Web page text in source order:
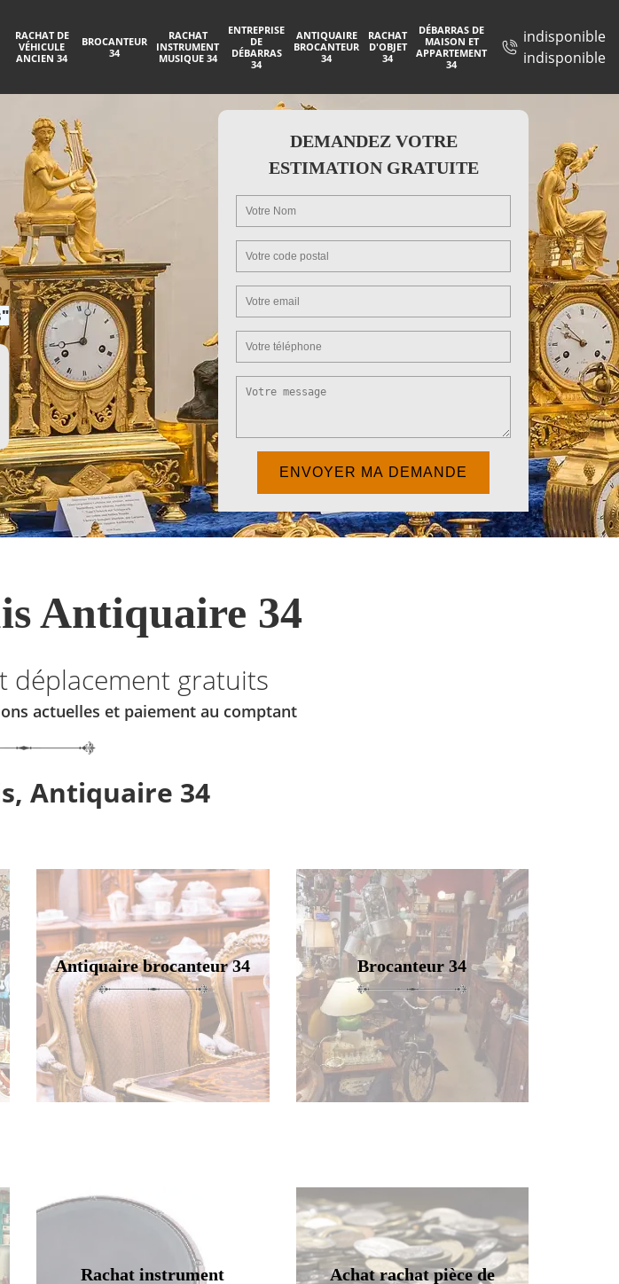
RACHAT DE
VÉHICULE
ANCIEN 34
BROCANTEUR
34
RACHAT
INSTRUMENT
MUSIQUE 34
ENTREPRISE
DE
DÉBARRAS
34
ANTIQUAIRE
BROCANTEUR
34
RACHAT
D'OBJET
34
DÉBARRAS DE
MAISON ET
APPARTEMENT
34
indisponible
indisponible
DEMANDEZ VOTRE
ESTIMATION GRATUITE
Antiquaire 34
déplacement gratuits
actuelles et paiement au comptant
Antiquaire 34
Antiquaire brocanteur 34 Brocanteur 34
Rachat instrument
Achat rachat pièce de